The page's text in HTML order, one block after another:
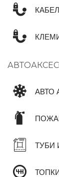
АВТО
ТУБИ